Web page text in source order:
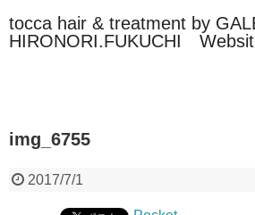
tocca hair & treatment by
HIRONORI.FUKUCHI
img_6755
2017/7/1